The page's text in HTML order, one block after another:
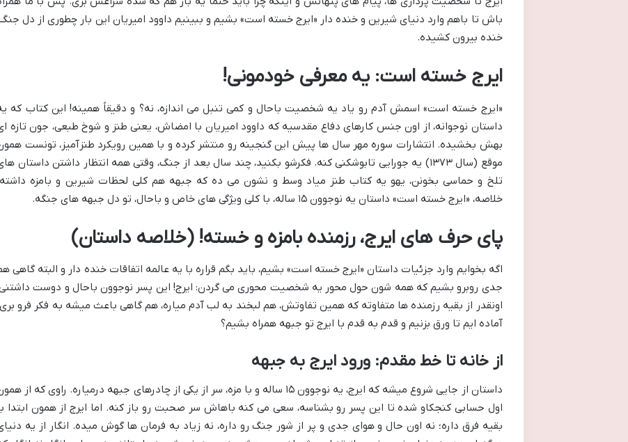
باش تا باهم وارد دنیای شیرین و خنده دار «ایرج خسته است» بشیم و ببینیم داوود امیریان این بار چطوری از دل
خنده بیرون کشیده.
ایرج خسته است: یه معرفی خودمونی!
«ایرج خسته است» اسمش آدم رو یاد یه شخصیت باحال و کمی تنبل می اندازه، نه؟ و دقیقاً همینه! این کتاب که
داستان نوجوانه، از اون جنس کارهای دفاع مقدسیه که داوود امیریان با امضاش، یعنی طنز و شوخ طبعی، جون تازه
بهش بخشیده. انتشارات سوره مهر سال ها پیش این گنجینه رو منتشر کرده و با همین رویکرد طنزآمیز، تونست
موقع (سال ۱۳۷۳) یه جورایی تابوشکنی کنه. فکرشو بکنید، چند سال بعد از جنگ، وقتی همه انتظار داشتن داستان
تلخ و حماسی بخونن، یهو یه کتاب طنز میاد وسط و نشون می ده که جبهه هم کلی لحظات شیرین و بامزه
خلاصه، «ایرج خسته است» داستان یه نوجوون ۱۵ ساله، با کلی ویژگی های خاص و باحال، تو دل جبهه های جنگه.
پای حرف های ایرج، رزمنده بامزه و خسته! (خلاصه داستان)
اگه بخوایم وارد جزئیات داستان «ایرج خسته است» بشیم، باید بگم قراره با یه عالمه اتفاقات خنده دار و البته گاهی
جدی روبرو بشیم که همه شون حول محور یه شخصیت محوری می گردن: ایرج! این پسر نوجوون باحال و دوست
اونقدر از بقیه رزمنده ها متفاوته که همین تفاوتش، هم لبخند به لب آدم میاره، هم گاهی باعث میشه به فکر فرو
آماده ایم تا ورق بزنیم و قدم به قدم با ایرج تو جبهه همراه بشیم؟
از خانه تا خط مقدم: ورود ایرج به جبهه
داستان از جایی شروع میشه که ایرج، یه نوجوون ۱۵ ساله و با مزه، سر از یکی از چادرهای جبهه درمیاره. راوی که از
اول حسابی کنجکاو شده تا این پسر رو بشناسه، سعی می کنه باهاش سر صحبت رو باز کنه. اما ایرج از همون ابتدا
بقیه فرق داره؛ نه اون حال و هوای جدی و پر از شور جنگ رو داره، نه زیاد به فرمان ها گوش میده. انگار از یه